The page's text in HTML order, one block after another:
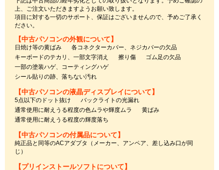
上、ご注文いただきますようお願い致します。
項目に対する一切のサポート、保証はございませんので、予めご了承く
ださい。
【中古パソコンの外観について】
日焼け等の黄ばみ
各コネクターカバー、ネジカバーの欠品
キーボードのテカリ、一部文字消え
擦り傷
ゴム足の欠品
一部の塗装ハゲ、コーティングハゲ
シール貼りの跡、落ちない汚れ
【中古パソコンの液晶ディスプレイについて】
5点以下のドット抜け
バックライトの光漏れ
通常使用に耐えうる程度の色ムラや輝度ムラ
黄ばみ
通常使用に耐えうる程度の輝度落ち
【中古パソコンの付属品について】
純正品と同等のACアダプタ（メーカー、アンペア、差し込み口が同
じ）
【プリインストールソフトについて】